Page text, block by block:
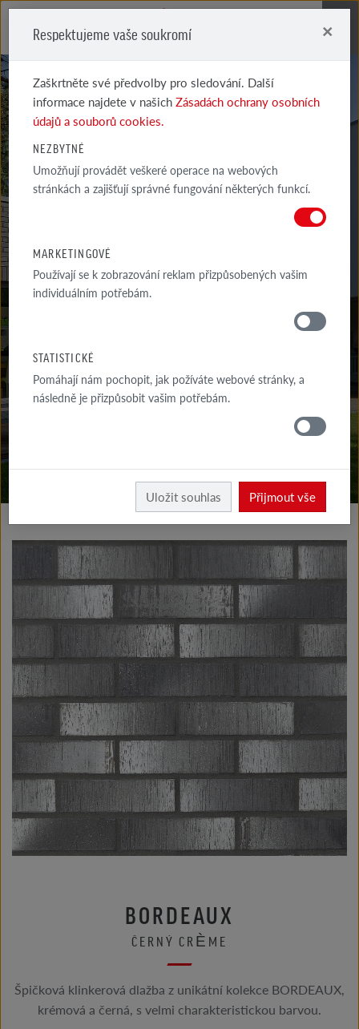
BORDEAUX
KDE
Vyrobky fasáda Klinkerové a lícové pásky typ I
BORDEAUX
ČERNÝ CRÈME
Špičková klinkerová dlažba z unikátní kolekce BORDEAUX,
krémová a černá, s velmi charakteristickou barvou.
Respektujeme vaše soukromí ×
Zaškrtněte své předvolby pro sledování. Další
informace najdete v našichZásadách ochrany osobních
údajů a souborů cookies.
NEZBYTNÉ
Umožňují provádět veškeré operace na webových
stránkách a zajišťují správné fungování některých funkcí.
MARKETINGOVÉ
Používají se k zobrazování reklam přizpůsobených vašim
individuálním potřebám.
STATISTICKÉ
Pomáhají nám pochopit, jak požíváte webové stránky, a
následně je přizpůsobit vašim potřebám.
Uložit souhlas Přijmout vše